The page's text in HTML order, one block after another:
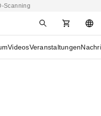
Scanning
VideosVeranstaltungen